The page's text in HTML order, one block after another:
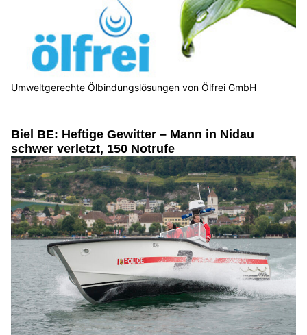
Umweltgerechte Ölbindungslösungen von Ölfrei GmbH
Biel BE: Heftige Gewitter – Mann in Nidau
schwer verletzt, 150 Notrufe